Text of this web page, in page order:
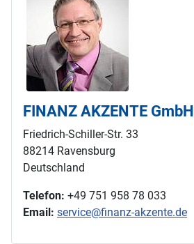
FINANZ AKZENTE GmbH
Friedrich-Schiller-Str. 33
88214 Ravensburg
Deutschland
Telefon: +49 751 958 78 033
Email: service@finanz-akzente.de